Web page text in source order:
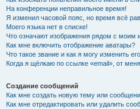
На конференции неправильное время!
Я изменил часовой пояс, но время всё
Моего языка нет в списке!
Что означают изображения рядом с моим
Как мне включить отображение аватары?
Что такое звание и как я могу изменить
Когда я щёлкаю по ссылке «email», от
Создание сообщений
Как мне создать новую тему или
Как мне отредактировать или удалить